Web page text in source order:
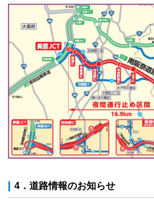
4．道路情報のお知らせ